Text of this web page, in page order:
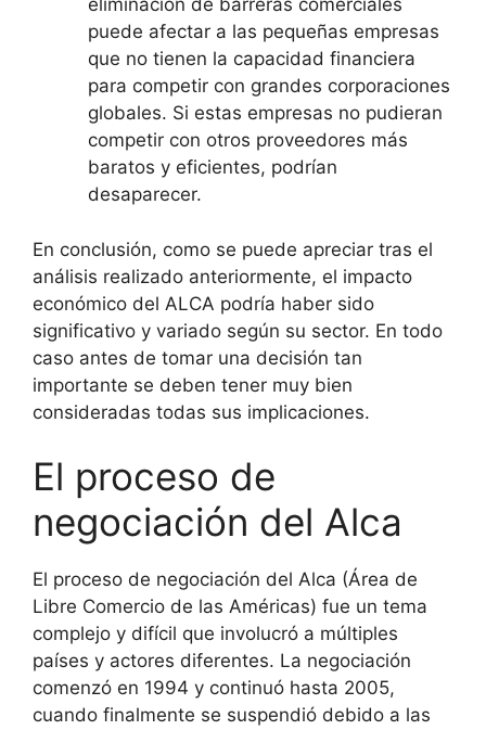
eliminación de barreras comerciales
puede afectar a las pequeñas empresas
que no tienen la capacidad financiera
para competir con grandes corporaciones
globales. Si estas empresas no pudieran
competir con otros proveedores más
baratos y eficientes, podrían
desaparecer.
En conclusión, como se puede apreciar tras el
análisis realizado anteriormente, el impacto
económico del ALCA podría haber sido
significativo y variado según su sector. En todo
caso antes de tomar una decisión tan
importante se deben tener muy bien
consideradas todas sus implicaciones.
El proceso de
negociación del Alca
El proceso de negociación del Alca (Área de
Libre Comercio de las Américas) fue un tema
complejo y difícil que involucró a múltiples
países y actores diferentes. La negociación
comenzó en 1994 y continuó hasta 2005,
cuando finalmente se suspendió debido a las